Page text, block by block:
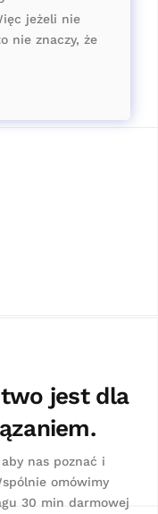
jeżeli nie
nie znaczy, że
jest dla
nas poznać i
omówimy
30 min darmowej